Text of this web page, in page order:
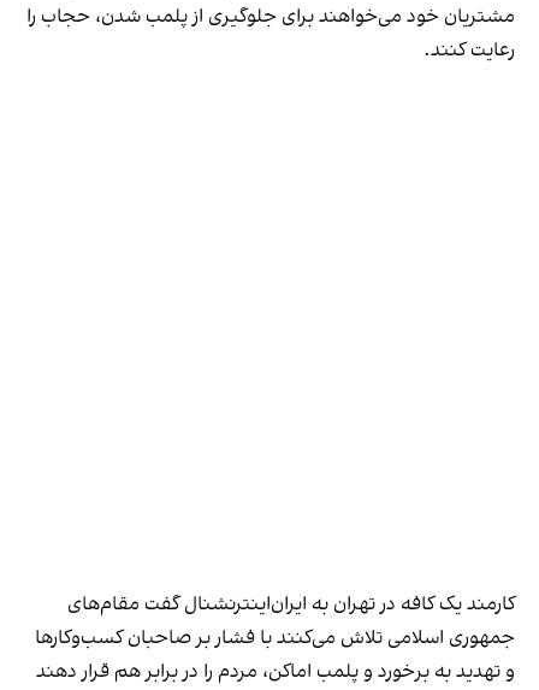
مشتریان خود می‌خواهند برای جلوگیری از پلمب شدن، حجاب را
رعایت کنند.
کارمند یک کافه در تهران به ایران‌اینترنشنال گفت مقام‌های
جمهوری اسلامی تلاش می‌کنند با فشار بر صاحبان کسب‌وکارها
و تهدید به برخورد و پلمب اماکن، مردم را در برابر هم قرار دهند